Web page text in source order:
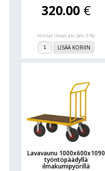
320.00 €
Hinnat ilman alv. (alv. 0 %)
LISÄÄ KORIIN
Lavavaunu 1000x600x1090
työntöpäädyllä
ilmakumipyörillä